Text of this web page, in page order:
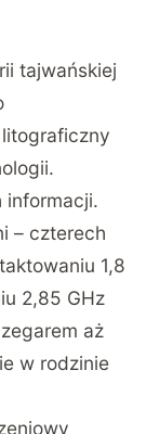
tajwańskiej
informacji.
– czterech
1,8
2,85 GHz
aż
w rodzinie